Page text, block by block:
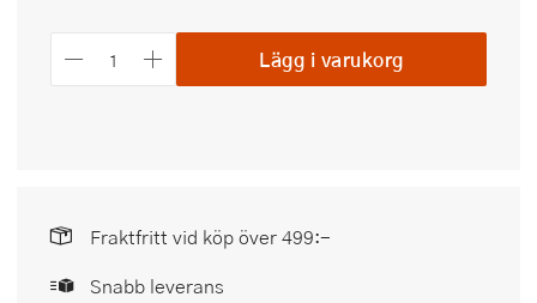
Lägg i varukorg
Fraktfritt vid köp över 499:-
Snabb leverans